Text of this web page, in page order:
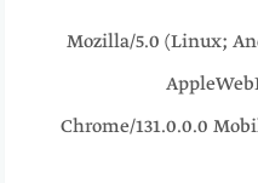
216.73.216.215 Mozilla/5.0
Chrome/131.0.0.0